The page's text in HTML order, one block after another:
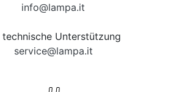
info@lampa.it
technische Unterstützung
service@lampa.it